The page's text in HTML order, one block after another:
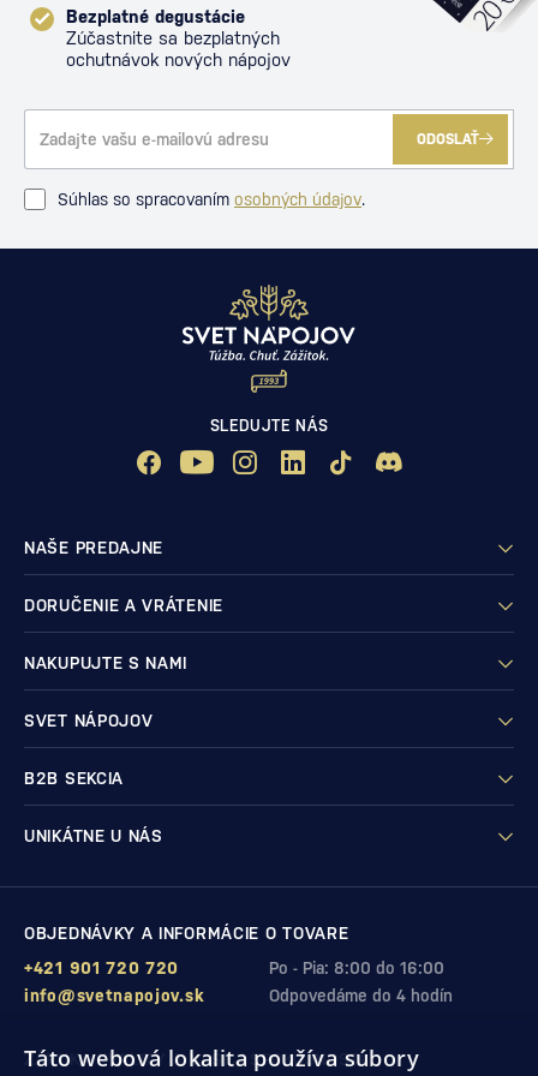
Bezplatné degustácie
Zúčastnite sa bezplatných
ochutnávok nových nápojov
ODOSLAŤ
Súhlas so spracovaním osobných údajov.
SLEDUJTE NÁS
NAŠE PREDAJNE
DORUČENIE A VRÁTENIE
NAKUPUJTE S NAMI
SVET NÁPOJOV
B2B SEKCIA
UNIKÁTNE U NÁS
OBJEDNÁVKY A INFORMÁCIE O TOVARE
Po - Pia: 8:00 do 16:00
+421 901 720 720
Odpovedáme do 4 hodín
info@svetnapojov.sk
ZÁRUKA KVALITY A VAŠEJ SPOKOJNOSTI
Táto webová lokalita používa súbory